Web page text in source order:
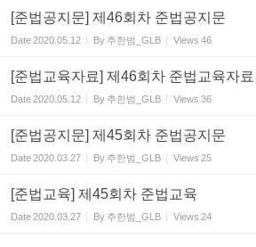
[준법공지문] 제46회차 준법공지문
Date2020.05.12 By 추한범_GLB Views 46
[준법교육자료] 제46회차 준법교육자료
Date2020.05.12 By 추한범_GLB Views 36
[준법공지문] 제45회차 준법공지문
Date2020.03.27 By 추한범_GLB Views 25
[준법교육] 제45회차 준법교육
Date2020.03.27 By 추한범_GLB Views 24